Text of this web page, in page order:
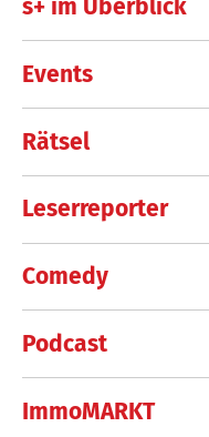
s+ im Überblick
Events
Rätsel
Leserreporter
Comedy
Podcast
ImmoMARKT